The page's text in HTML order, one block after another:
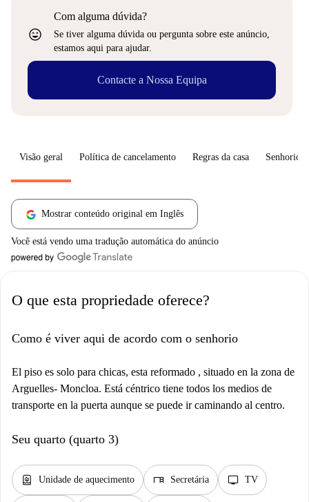
sentiment_very_satisfied
Com alguma dúvida?
Se tiver alguma dúvida ou pergunta sobre este anúncio,
estamos aqui para ajudar.
Contacte a Nossa Equipa
Visão geral Política de cancelamento Regras da casa Senhorio
Mostrar conteúdo original em Inglês
Você está vendo uma tradução automática do anúncio
O que esta propriedade oferece?
Como é viver aqui de acordo com o senhorio
El piso es solo para chicas, esta reformado , situado en la zona de
Arguelles- Moncloa. Está céntrico tiene todos los medios de
transporte en la puerta aunque se puede ir caminando al centro.
Seu quarto (quarto 3)
water_heater Unidade de aquecimento desk Secretária tv TV